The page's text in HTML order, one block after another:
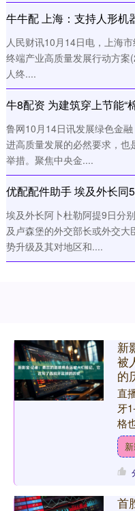
牛牛配 上海：支持人形机
人民财讯10月14日电，上海
终端产业高质量发展行动方
人终....
牛8配资 为建筑穿上节能
鲁网10月14日讯发展绿色金
进高质量发展的必然要求，
举措。聚焦中央金....
优配配件助手 埃及外长同
埃及外长阿卜杜勒阿提9日分
及卢森堡的外交部长或外交
势升级及其对地区和....
新
被
的
直
牙
格
曾
成
首